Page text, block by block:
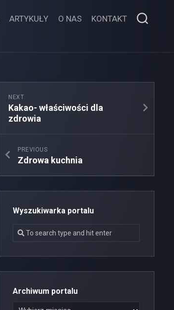
ARTYKUŁY O NAS KONTAKT
NEXT
Kakao- właściwości dla
zdrowia
PREVIOUS
Zdrowa kuchnia
Wyszukiwarka portalu
Archiwum portalu